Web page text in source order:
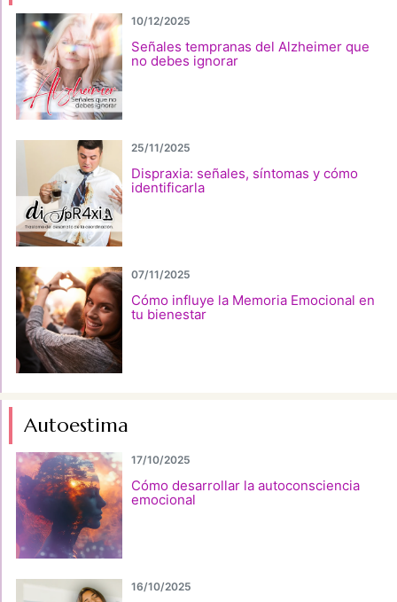
10/12/2025
Señales tempranas del Alzheimer que
no debes ignorar
25/11/2025
Dispraxia: señales, síntomas y cómo
identificarla
07/11/2025
Cómo influye la Memoria Emocional en
tu bienestar
Autoestima
17/10/2025
Cómo desarrollar la autoconsciencia
emocional
16/10/2025